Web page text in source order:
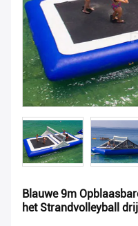
Blauwe 9m
het Strandvolleyball